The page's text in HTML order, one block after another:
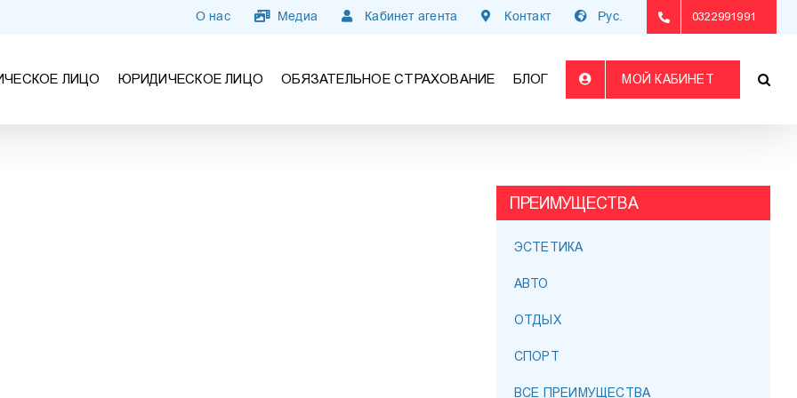
О нас Медиа Кабинет агента Контакт Рус. 0322991991
ЛИЦО ЮРИДИЧЕСКОЕ ЛИЦО ОБЯЗАТЕЛЬНОЕ СТРАХОВАНИЕ БЛОГ МОЙ КАБИНЕТ
ПРЕИМУЩЕСТВА
ЭСТЕТИКА
АВТО
ОТДЫХ
СПОРТ
ВСЕ ПРЕИМУЩЕСТВА